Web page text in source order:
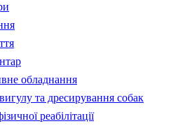
обладнання
та дресирування собак
реабілітації